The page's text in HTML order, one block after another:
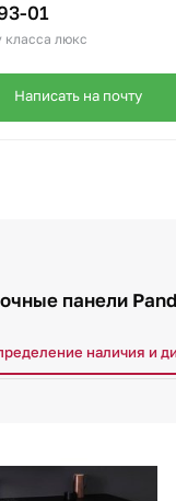
01
класса люкс
Написать на почту
панели
наличия и